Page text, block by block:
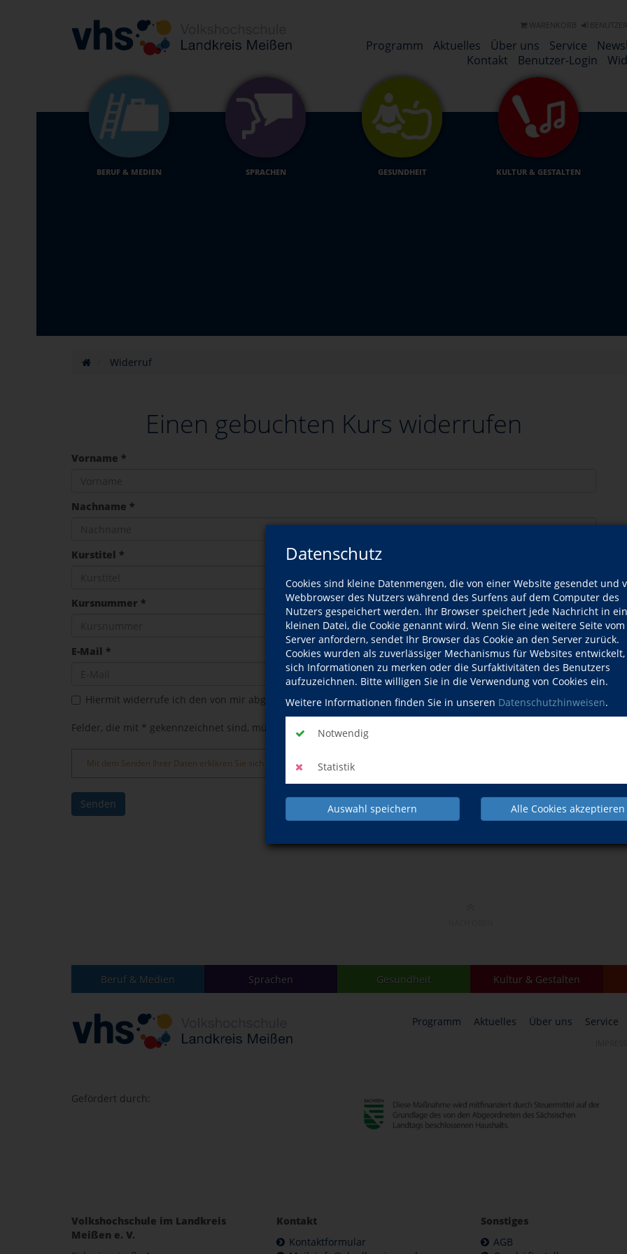
Datenschutz
Cookies sind kleine Datenmengen, die von einer Website gesendet und
Webbrowser des Nutzers während des Surfens auf dem Computer des
Nutzers gespeichert werden. Ihr Browser speichert jede Nachricht in
kleinen Datei, die Cookie genannt wird. Wenn Sie eine weitere Seite vom
Server anfordern, sendet Ihr Browser das Cookie an den Server zurück.
Cookies wurden als zuverlässiger Mechanismus für Websites
sich Informationen zu merken oder die Surfaktivitäten des Benutzers
aufzuzeichnen. Bitte willigen Sie in die Verwendung von Cookies ein.
Weitere Informationen finden Sie in unseren Datenschutzhinweisen.
Notwendig
Statistik
Auswahl speichern Alle Cookies akzeptieren
WARENKORB
Programm Aktuelles Über uns Service
Kontakt
Benutzer-Login
BERUF & MEDIEN SPRACHEN GESUNDHEIT KULTUR & GESTALTEN
Widerruf
Einen gebuchten Kurs widerrufen
Vorname *
Nachname *
Kurstitel *
Kursnummer *
E-Mail *
Hiermit widerrufe ich den von mir abgeschlossenen Vertrag
Felder, die mit * gekennzeichnet sind, müssen ausgefüllt werden.
Mit dem Senden Ihrer Daten erklären Sie sich mit der Verarbeitung gemäß unseren
Senden
Beruf & Medien Sprachen Gesundheit Kultur & Gestalten
Programm Aktuelles Über uns Service
Gefördert durch:
Volkshochschule im Landkreis
Meißen e. V.
Kontakt
Kontaktformular
Sonstiges
AGB